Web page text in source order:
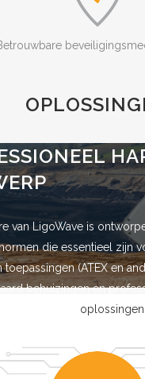
van LigoWave is
die essentieel zijn
(ATEX en
behuizingen en
oplossingen
om twee keer te voldoen